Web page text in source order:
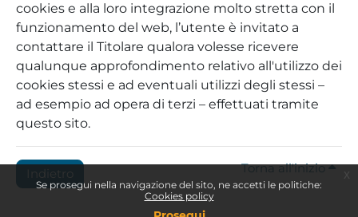
Se prosegui nella navigazione del sito, ne accetti le politiche:
Cookies policy
cookies e alla loro integrazione molto stretta con il
funzionamento del web, l’utente è invitato a
contattare il Titolare qualora volesse ricevere
qualunque approfondimento relativo all'utilizzo dei
cookies stessi e ad eventuali utilizzi degli stessi –
ad esempio ad opera di terzi – effettuati tramite
questo sito.
Indietro Torna all'inizio